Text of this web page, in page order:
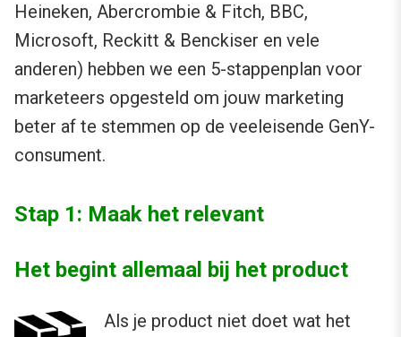
Heineken, Abercrombie & Fitch, BBC,
Microsoft, Reckitt & Benckiser en vele
anderen) hebben we een 5-stappenplan voor
marketeers opgesteld om jouw marketing
beter af te stemmen op de veeleisende GenY-
consument.
Stap 1: Maak het relevant
Het begint allemaal bij het product
Als je product niet doet wat het